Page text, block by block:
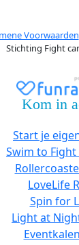
Voorwaarden
Stichting Fight
Kom in
Start je
Swim to Fight
LoveLife
Spin for
Light at